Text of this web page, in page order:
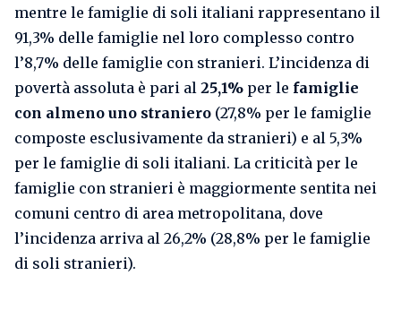
mentre le famiglie di soli italiani rappresentano il
91,3% delle famiglie nel loro complesso contro
l’8,7% delle famiglie con stranieri. L’incidenza di
povertà assoluta è pari al 25,1% per le famiglie
con almeno uno straniero (27,8% per le famiglie
composte esclusivamente da stranieri) e al 5,3%
per le famiglie di soli italiani. La criticità per le
famiglie con stranieri è maggiormente sentita nei
comuni centro di area metropolitana, dove
l’incidenza arriva al 26,2% (28,8% per le famiglie
di soli stranieri).